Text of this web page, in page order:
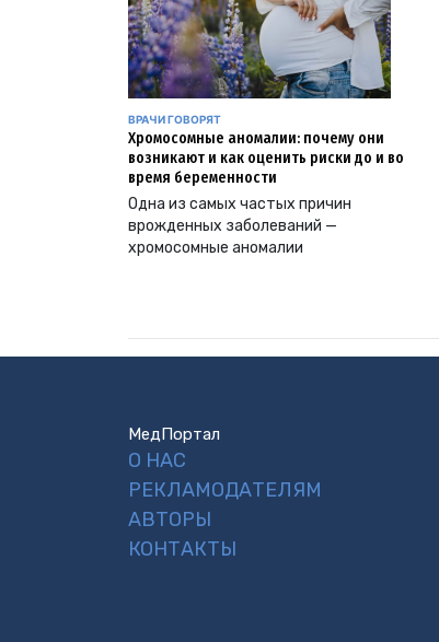
ВРАЧИ ГОВОРЯТ
Хромосомные аномалии: почему они
возникают и как оценить риски до и во
время беременности
Одна из самых частых причин
врожденных заболеваний —
хромосомные аномалии
МедПортал
О НАС
РЕКЛАМОДАТЕЛЯМ
АВТОРЫ
КОНТАКТЫ